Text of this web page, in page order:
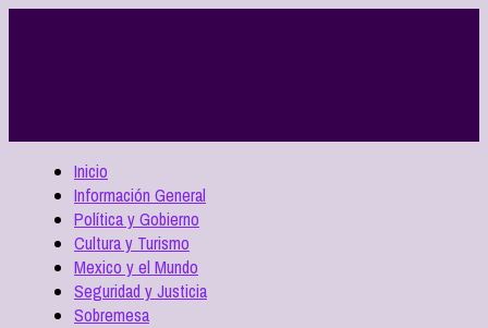
Inicio
Información General
Política y Gobierno
Cultura y Turismo
Mexico y el Mundo
Seguridad y Justicia
Sobremesa